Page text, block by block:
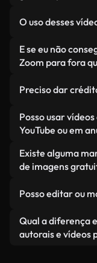
por filmagens
relacionadas a
vídeos gerados
identificado
está usando.
O uso desses
Não, se você
otimizadas.
— mantendo a
como LCP.
E se eu não
Zoom para fora
Coverr AI
"Zoom para fora
um vídeo
alinhado com
Preciso dar
Não é
nossa biblioteca
embora isso
Posso usar
YouTube ou em
Sim. Todas as
podem ser
de clientes —
como um
Existe alguma
de imagens
reais ou
Você recebe
Posso editar ou
Sim. Você pode
vídeos
Qual a diferença
autorais e vídeos